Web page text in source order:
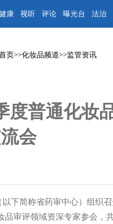
康 视听 评论 曝光台 法治
页>>化妆品频道>>监管资讯
度普通化妆
会
简称省药审中心）组织召
审评领域资深专家参会，